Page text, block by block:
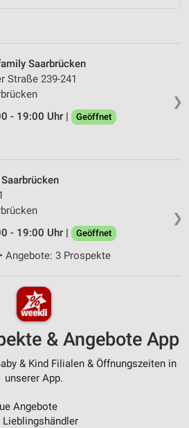
❯
Saarbrücken
Straße 239-241
- 19:00 Uhr |
Geöffnet
❯
- 19:00 Uhr |
Geöffnet
Angebote: 3 Prospekte
& Angebote App
& Kind Filialen & Öffnungszeiten in
unserer App.
Angebote